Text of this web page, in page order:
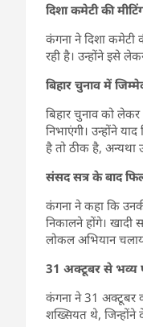
दिशा कमेटी की
कंगना ने दिशा कमेटी
रही है। उन्होंने इसे
बिहार चुनाव में
बिहार चुनाव को लेकर
निभाएंगी। उन्होंने
है तो ठीक है, अन्यथा
संसद सत्र के बाद
कंगना ने कहा कि
निकालने होंगे। खादी
लोकल अभियान
31 अक्टूबर से भव्य
कंगना ने 31 अक्टूबर
शख्सियत थे, जिन्होंने